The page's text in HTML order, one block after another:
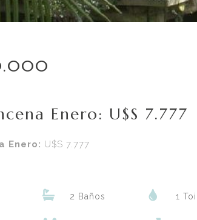
Enero: U$S 7.777
Enero: U$S 7.777
2 Baños 1